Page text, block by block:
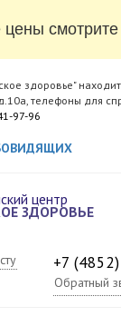
цены смотрите
здоровье"
телефоны для
97-96
центр
ЗДОРОВЬЕ
+7 (4852)
Обратный